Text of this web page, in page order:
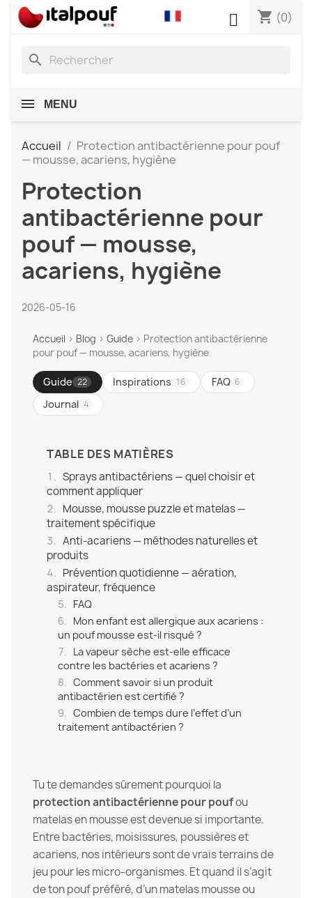
shopping_cart (0)

search
MENU
Accueil
Protection antibactérienne pour pouf
— mousse, acariens, hygiène
Protection
antibactérienne pour
pouf — mousse,
acariens, hygiène
2026-05-16
Accueil › Blog › Guide › Protection antibactérienne
pour pouf — mousse, acariens, hygiène
Guide 22 Inspirations 16 FAQ 6
Journal 4
TABLE DES MATIÈRES
Sprays antibactériens — quel choisir et
comment appliquer
Mousse, mousse puzzle et matelas —
traitement spécifique
Anti-acariens — méthodes naturelles et
produits
Prévention quotidienne — aération,
aspirateur, fréquence
FAQ
Mon enfant est allergique aux acariens :
un pouf mousse est-il risqué ?
La vapeur sèche est-elle efficace
contre les bactéries et acariens ?
Comment savoir si un produit
antibactérien est certifié ?
Combien de temps dure l’effet d’un
traitement antibactérien ?
Tu te demandes sûrement pourquoi la
protection antibactérienne pour poufou
matelas en mousse est devenue si importante.
Entre bactéries, moisissures, poussières et
acariens, nos intérieurs sont de vrais terrains de
jeu pour les micro-organismes. Et quand il s’agit
de ton pouf préféré, d’un matelas mousse ou